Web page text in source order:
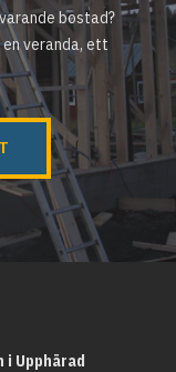
bostad?
en veranda, ett
i Upphärad